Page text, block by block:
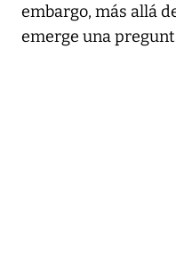
embargo, más allá
emerge una